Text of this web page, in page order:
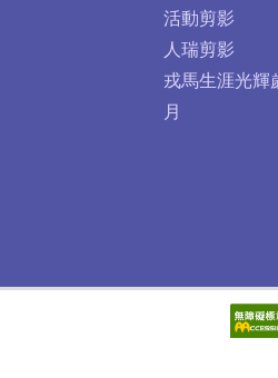
活動剪影
人瑞剪影
戎馬生涯光輝
月